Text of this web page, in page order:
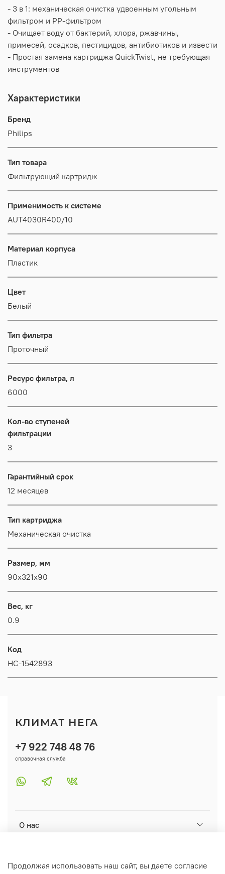
- 3 в 1: механическая очистка удвоенным угольным
фильтром и PP-фильтром
- Очищает воду от бактерий, хлора, ржавчины,
примесей, осадков, пестицидов, антибиотиков и извести
- Простая замена картриджа QuickTwist, не требующая
инструментов
Характеристики
Бренд
Philips
Тип товара
Фильтрующий картридж
Применимость к системе
AUT4030R400/10
Материал корпуса
Пластик
Цвет
Белый
Тип фильтра
Проточный
Ресурс фильтра, л
6000
Кол-во ступеней
фильтрации
3
Гарантийный срок
12 месяцев
Тип картриджа
Механическая очистка
Размер, мм
90x321x90
Вес, кг
0.9
Код
НС-1542893
О нас
+7 922 748 48 76
справочная служба
КЛИМАТ НЕГА
Продолжая использовать наш сайт, вы даете согласие